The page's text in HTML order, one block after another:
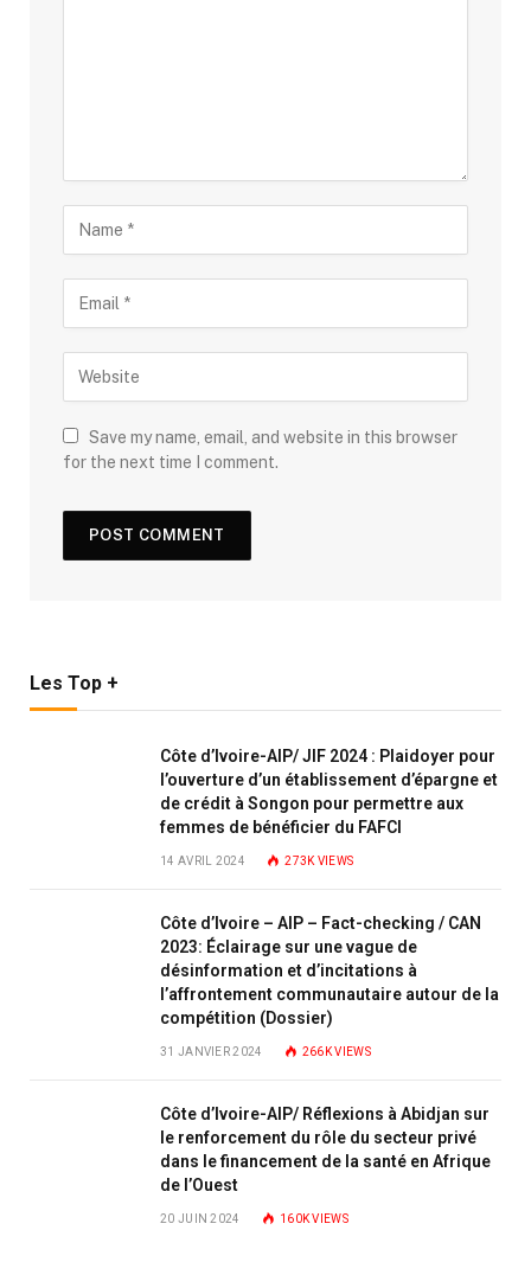
Save my name, email, and website in this browser
for the next time I comment.
Les Top +
Côte d’Ivoire-AIP/ JIF 2024 : Plaidoyer pour
l’ouverture d’un établissement d’épargne et
de crédit à Songon pour permettre aux
femmes de bénéficier du FAFCI
14 AVRIL 2024 273K VIEWS
Côte d’Ivoire – AIP – Fact-checking / CAN
2023: Éclairage sur une vague de
désinformation et d’incitations à
l’affrontement communautaire autour de la
compétition (Dossier)
31 JANVIER 2024 266KVIEWS
Côte d’Ivoire-AIP/ Réflexions à Abidjan sur
le renforcement du rôle du secteur privé
dans le financement de la santé en Afrique
de l’Ouest
20 JUIN 2024 160KVIEWS